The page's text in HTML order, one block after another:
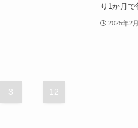
り1か月で
2025年2
3 12